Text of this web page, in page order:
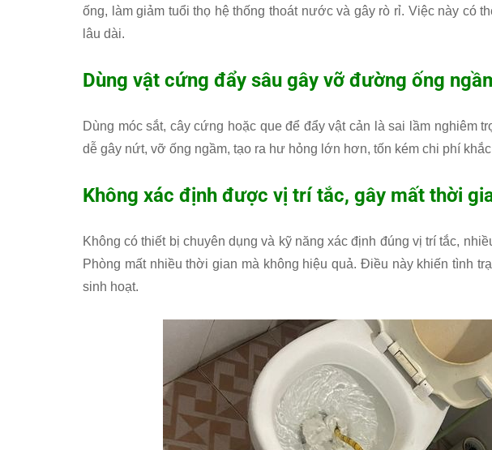
ống, làm giảm tuổi thọ hệ thống thoát nước và gây rò rỉ. Việc này có
lâu dài.
Dùng vật cứng đẩy sâu gây vỡ đường ống
Dùng móc sắt, cây cứng hoặc que để đẩy vật cản là sai lầm nghiêm
dễ gây nứt, vỡ ống ngầm, tạo ra hư hỏng lớn hơn, tốn kém chi phí
Không xác định được vị trí tắc, gây mất thời
Không có thiết bị chuyên dụng và kỹ năng xác định đúng vị trí tắc,
Phòng mất nhiều thời gian mà không hiệu quả. Điều này khiến tình
sinh hoạt.